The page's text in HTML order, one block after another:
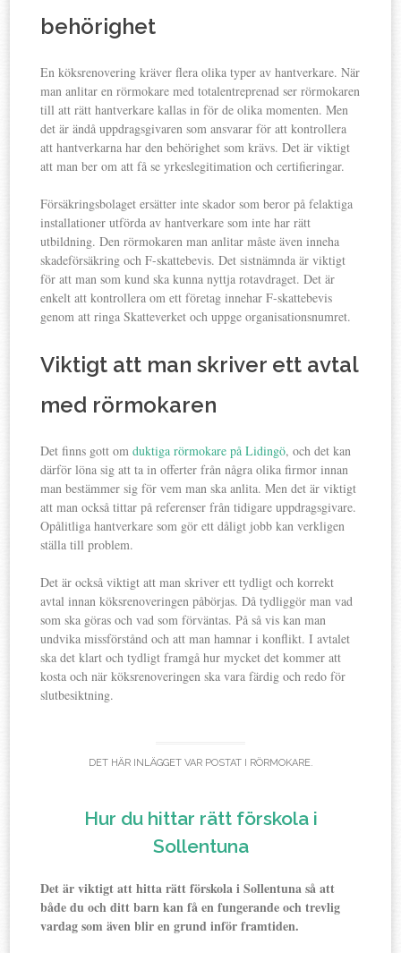
behörighet
En köksrenovering kräver flera olika typer av hantverkare. När
man anlitar en rörmokare med totalentreprenad ser rörmokaren
till att rätt hantverkare kallas in för de olika momenten. Men
det är ändå uppdragsgivaren som ansvarar för att kontrollera
att hantverkarna har den behörighet som krävs. Det är viktigt
att man ber om att få se yrkeslegitimation och certifieringar.
Försäkringsbolaget ersätter inte skador som beror på felaktiga
installationer utförda av hantverkare som inte har rätt
utbildning. Den rörmokaren man anlitar måste även inneha
skadeförsäkring och F-skattebevis. Det sistnämnda är viktigt
för att man som kund ska kunna nyttja rotavdraget. Det är
enkelt att kontrollera om ett företag innehar F-skattebevis
genom att ringa Skatteverket och uppge organisationsnumret.
Viktigt att man skriver ett avtal
med rörmokaren
Det finns gott omduktiga rörmokare på Lidingö, och det kan
därför löna sig att ta in offerter från några olika firmor innan
man bestämmer sig för vem man ska anlita. Men det är viktigt
att man också tittar på referenser från tidigare uppdragsgivare.
Opålitliga hantverkare som gör ett dåligt jobb kan verkligen
ställa till problem.
Det är också viktigt att man skriver ett tydligt och korrekt
avtal innan köksrenoveringen påbörjas. Då tydliggör man vad
som ska göras och vad som förväntas. På så vis kan man
undvika missförstånd och att man hamnar i konflikt. I avtalet
ska det klart och tydligt framgå hur mycket det kommer att
kosta och när köksrenoveringen ska vara färdig och redo för
slutbesiktning.
DET HÄR INLÄGGET VAR POSTAT I RÖRMOKARE.
Hur du hittar rätt förskola i
Sollentuna
Det är viktigt att hitta rätt förskola i Sollentuna så att
både du och ditt barn kan få en fungerande och trevlig
vardag som även blir en grund inför framtiden.